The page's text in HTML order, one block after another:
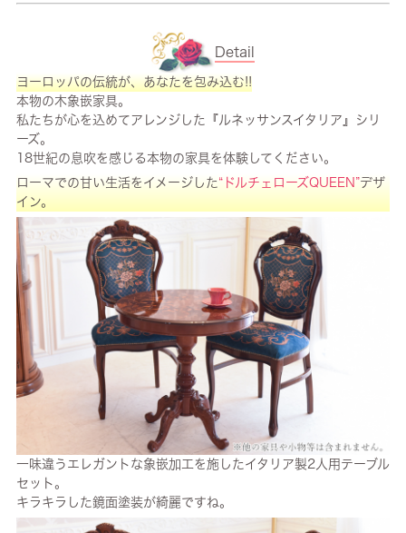
Detail
ヨーロッパの伝統が、あなたを包み込む!!
本物の木象嵌家具。
私たちが心を込めてアレンジした『ルネッサンスイタリア』シリ
ーズ。
18世紀の息吹を感じる本物の家具を体験してください。
ローマでの甘い生活をイメージした“ドルチェローズQUEEN”デザ
イン。
一味違うエレガントな象嵌加工を施したイタリア製2人用テーブル
セット。
キラキラした鏡面塗装が綺麗ですね。